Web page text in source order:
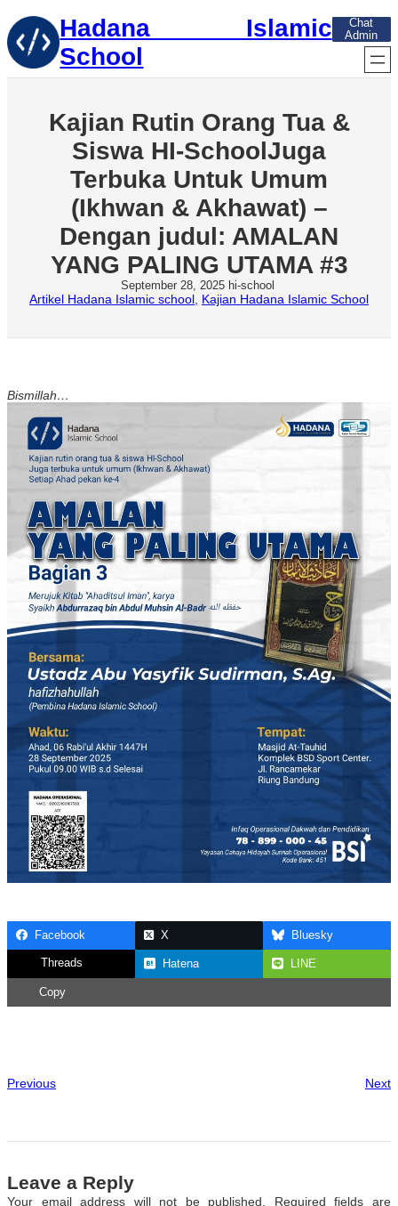
Skip
to
content
Hadana Islamic
School
Chat
Admin
Kajian Rutin Orang Tua &
Siswa HI-SchoolJuga
Terbuka Untuk Umum
(Ikhwan & Akhawat) –
Dengan judul: AMALAN
YANG PALING UTAMA #3
September 28, 2025 hi-school
Artikel Hadana Islamic school, Kajian Hadana Islamic School
Bismillah…
Facebook X Bluesky
Threads Hatena LINE
Copy
Previous Next
Leave a Reply
Your email address will not be published.
Required fields are